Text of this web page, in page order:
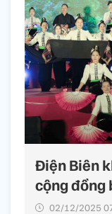
Điện Biên
cộng đồng
02/12/2025